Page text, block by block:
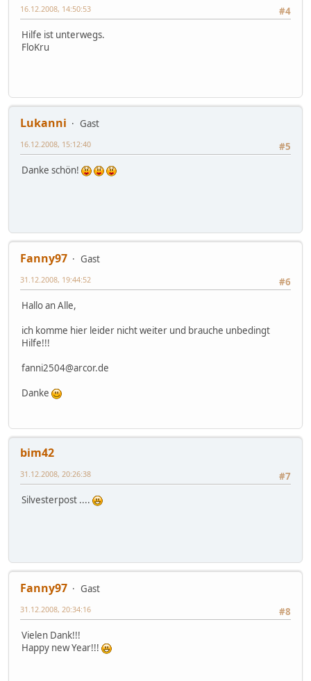
#4
16.12.2008, 14:50:53
Hilfe ist unterwegs.
FloKru
Lukanni
Gast
#5
16.12.2008, 15:12:40
Danke schön!
Fanny97
Gast
#6
31.12.2008, 19:44:52
Hallo an Alle,
ich komme hier leider nicht weiter und brauche unbedingt
Hilfe!!!
fanni2504@arcor.de
Danke
bim42
#7
31.12.2008, 20:26:38
Silvesterpost ....
Fanny97
Gast
#8
31.12.2008, 20:34:16
Vielen Dank!!!
Happy new Year!!!